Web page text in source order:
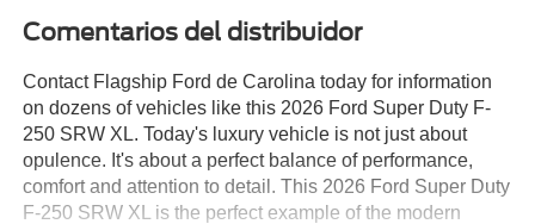
Comentarios del distribuidor
Contact Flagship Ford de Carolina today for information
on dozens of vehicles like this 2026 Ford Super Duty F-
250 SRW XL. Today's luxury vehicle is not just about
opulence. It's about a perfect balance of performance,
comfort and attention to detail. This 2026 Ford Super Duty
F-250 SRW XL is the perfect example of the modern